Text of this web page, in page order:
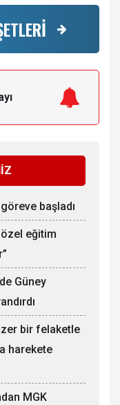
başladı
özel eğitim
Güney
bir felaketle
harekete
MGK